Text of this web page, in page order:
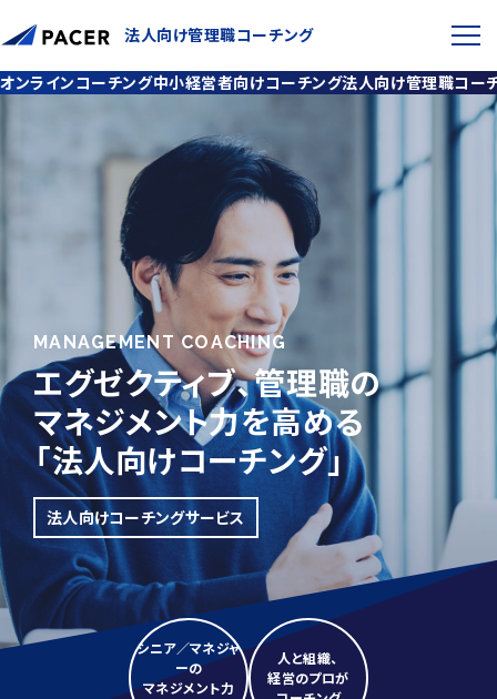
ご相談・お問い合わせ
オンラインコーチング
中小経営者向けコーチング
法人向け管理職コーチング
プラン・サービス内容
1on1ミーティング社内導入プログラム
お約束／お願い
ご利用ガイド
運営会社
利用規約
プライバシーポリシー
個人を前進させるコーチング
組織を前進させる1on1ミーティング
オンラインコーチング中小経営者向けコーチング法人向け管理職コー
法人向け管理職コーチング
MANAGEMENT COACHING
エグゼクティブ、管理職の
マネジメント力を高める
「法人向けコーチング」
法人向けコーチングサービス
シニア／マネジャ
ーの
マネジメント力
人と組織、
経営のプロが